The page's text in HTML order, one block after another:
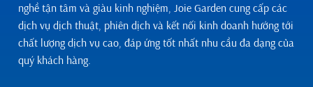
nghề tận tâm và giàu kinh nghiệm, Joie Garden cung cấp các
dịch vụ dịch thuật, phiên dịch và kết nối kinh doanh hướng tới
chất lượng dịch vụ cao, đáp ứng tốt nhất nhu cầu đa dạng của
quý khách hàng.